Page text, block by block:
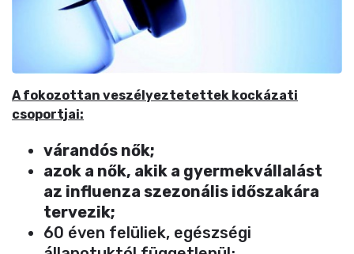
A fokozottan veszélyeztetettek kockázati
csoportjai:
várandós nők;
azok a nők, akik a gyermekvállalást
az influenza szezonális időszakára
tervezik;
60 éven felüliek, egészségi